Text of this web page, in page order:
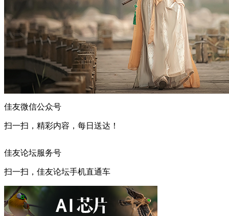
佳友微信公众号
扫一扫，精彩内容，每日送达！
佳友论坛服务号
扫一扫，佳友论坛手机直通车